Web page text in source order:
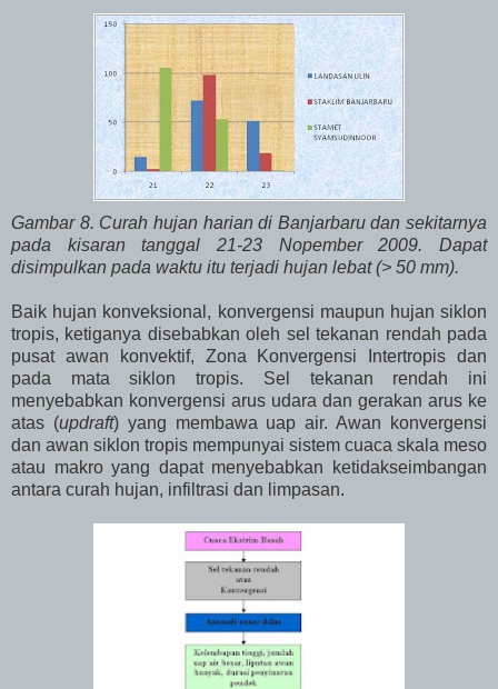
Gambar 8. Curah hujan harian di Banjarbaru dan sekitarnya
pada kisaran tanggal 21-23 Nopember 2009. Dapat
disimpulkan pada waktu itu terjadi hujan lebat (> 50 mm).
Baik hujan konveksional, konvergensi maupun hujan siklon
tropis, ketiganya disebabkan oleh sel tekanan rendah pada
pusat awan konvektif, Zona Konvergensi Intertropis dan
pada mata siklon tropis. Sel tekanan rendah ini
menyebabkan konvergensi arus udara dan gerakan arus ke
atas (updraft) yang membawa uap air. Awan konvergensi
dan awan siklon tropis mempunyai sistem cuaca skala meso
atau makro yang dapat menyebabkan ketidakseimbangan
antara curah hujan, infiltrasi dan limpasan.